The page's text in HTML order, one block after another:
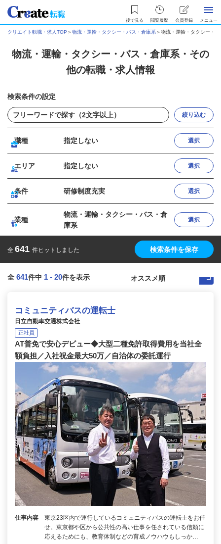
後で見る 閲覧履歴 会員登録 メニュー
クリエイト転職・求人TOP ＞物流・運輸・タクシー・バス・倉庫系＞物流・運輸・タクシー・
物流・運輸・タクシー・バス・倉庫系・その
他の転職・求人情報
検索条件の設定
絞り込む
職種 指定しない 選択
エリア 指定しない 選択
条件 研修制度充実 選択
業種
物流・運輸・タクシー・バス・倉
庫系
選択
全 641 件ヒットしました 検索条件を保存
全 641件中 1 - 20件を表示
コミュニティバスの運転士
日立自動車交通株式会社
正社員
AT普免で安心デビュー◆大型二種免許取得費用を当社全
額負担／入社祝金最大50万／自治体の委託運行
仕事内容
東京23区内で運行しているコミュニティバスの運転士をお任
せ。東京都や区から公共性の高い仕事を任されている信頼に
応えるためにも、教育体制などの育成ノウハウもしっか…